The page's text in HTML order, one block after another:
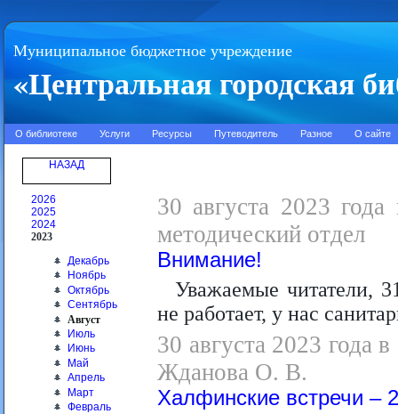
Муниципальное бюджетное учреждение
«Центральная городская
О библиотеке Услуги Ресурсы Путеводитель Разное О сайте
НАЗАД
2026
2025
2024
2023
Декабрь
Ноябрь
Октябрь
Сентябрь
Август
Июль
Июнь
Май
Апрель
Март
Февраль
30 августа 2023
методический отдел
Внимание!
Уважаемые читатели,
не работает, у нас
30 августа 2023 года
Жданова О. В.
Халфинские встречи –